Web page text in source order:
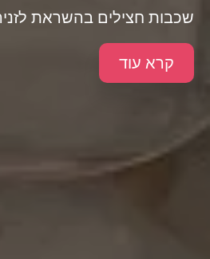
שכבות חצילים בהשראת
קרא עוד